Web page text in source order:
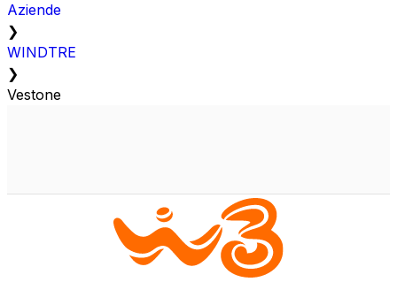
Aziende
❯
WINDTRE
❯
Vestone